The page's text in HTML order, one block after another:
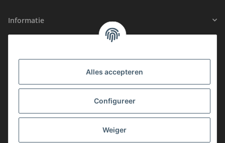
Alles accepteren
Configureer
Weiger
Informatie
GECERTIFICEERDE VEILIGHEID